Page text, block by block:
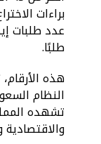
طلبًا.
هذه
النظام
تشهده
والاقتصادية